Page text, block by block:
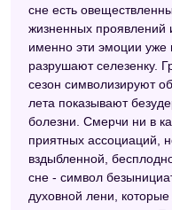
сне есть
жизненных проявлений
именно эти эмоции уже
разрушают селезенку.
сезон символизируют
лета показывают
болезни. Смерчи ни в
приятных ассоциаций,
вздыбленной,
сне - символ
духовной лени,